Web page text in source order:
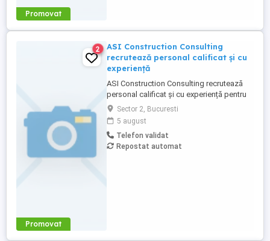
Promovat
Promovat
2
ASI Construction Consulting
recrutează personal calificat și cu
experiență
ASI Construction Consulting recrutează
personal calificat și cu experiență pentru
proiecte de construcții desfășurate în
Italia. Oferim: Salariu negociabil, în funcție
de experiență și calificare; Masă de prânz
asigurată; Transport dus întors România
Italia asigurat de companie; Cazare ...
Sector 2, Bucuresti
5 august
Telefon validat
Repostat automat